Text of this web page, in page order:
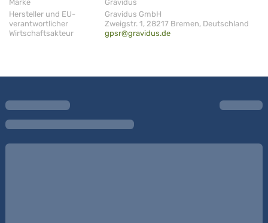
Marke
Gravidus
Hersteller und EU-
verantwortlicher
Wirtschaftsakteur
Gravidus GmbH
Zweigstr. 1, 28217 Bremen, Deutschland
gpsr@gravidus.de